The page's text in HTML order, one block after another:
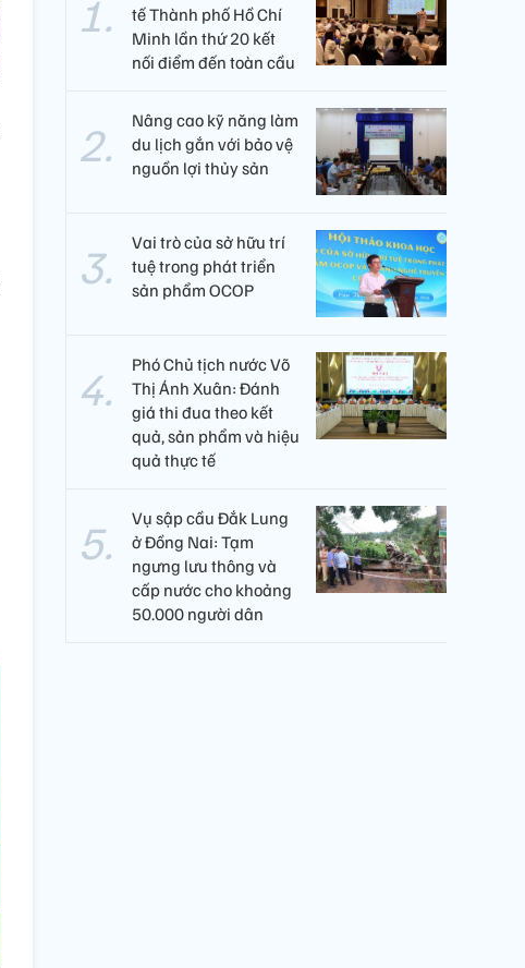
tế Thành phố Hồ Chí
Minh lần thứ 20 kết
nối điểm đến toàn cầu
Nâng cao kỹ năng làm
du lịch gắn với bảo vệ
nguồn lợi thủy sản
Vai trò của sở hữu trí
tuệ trong phát triển
sản phẩm OCOP
Phó Chủ tịch nước Võ
Thị Ánh Xuân: Đánh
giá thi đua theo kết
quả, sản phẩm và hiệu
quả thực tế
Vụ sập cầu Đắk Lung
ở Đồng Nai: Tạm
ngưng lưu thông và
cấp nước cho khoảng
50.000 người dân